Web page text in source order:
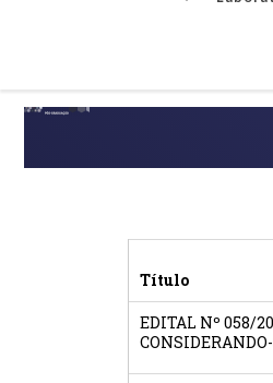
Título
EDITAL Nº 058/